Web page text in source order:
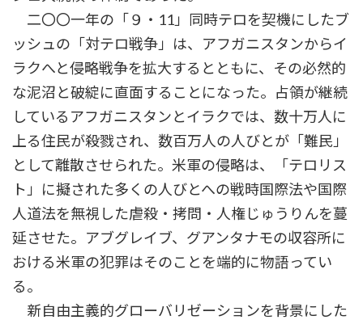
二〇〇一年の「９・11」同時テロを契機にしたブ
ッシュの「対テロ戦争」は、アフガニスタンからイ
ラクへと侵略戦争を拡大するとともに、その必然的
な泥沼と破綻に直面することになった。占領が継続
しているアフガニスタンとイラクでは、数十万人に
上る住民が殺戮され、数百万人の人びとが「難民」
として離散させられた。米軍の侵略は、「テロリス
ト」に擬された多くの人びとへの戦時国際法や国際
人道法を無視した虐殺・拷問・人権じゅうりんを蔓
延させた。アブグレイブ、グアンタナモの収容所に
おける米軍の犯罪はそのことを端的に物語ってい
る。
新自由主義的グローバリゼーションを背景にした